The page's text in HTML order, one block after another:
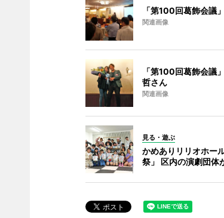
「第100回葛飾会議
関連画像
「第100回葛飾会議
哲さん
関連画像
見る・遊ぶ
かめありリリオホー
祭」 区内の演劇団体